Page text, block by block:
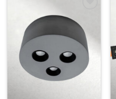
opciones
se
pueden
elegir